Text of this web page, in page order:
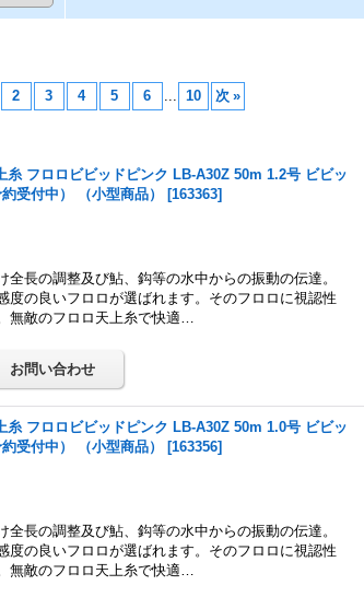
2 3 4 5 6 ... 10 次 »
糸 フロロビビッドピンク LB-A30Z 50m 1.2号 ビビッ
受付中） （小型商品）
[163363]
全長の調整及び鮎、鈎等の水中からの振動の伝達。
度の良いフロロが選ばれます。そのフロロに視認性
無敵のフロロ天上糸で快適…
糸 フロロビビッドピンク LB-A30Z 50m 1.0号 ビビッ
受付中） （小型商品）
[163356]
全長の調整及び鮎、鈎等の水中からの振動の伝達。
度の良いフロロが選ばれます。そのフロロに視認性
無敵のフロロ天上糸で快適…